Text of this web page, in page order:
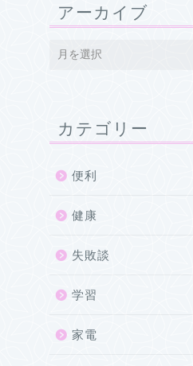
アーカイブ
カテゴリー
便利
健康
失敗談
学習
家電